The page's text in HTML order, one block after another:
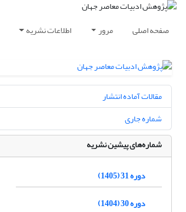
صفحه اصلی مرور اطلاعات نشریه
مقالات آماده انتشار
شماره جاری
شماره‌های پیشین نشریه
دوره 31 (1405)
دوره 30 (1404)